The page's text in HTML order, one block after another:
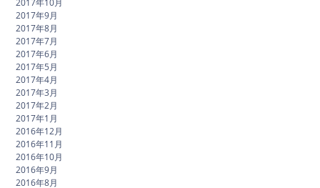
2017年10月
2017年9月
2017年8月
2017年7月
2017年6月
2017年5月
2017年4月
2017年3月
2017年2月
2017年1月
2016年12月
2016年11月
2016年10月
2016年9月
2016年8月